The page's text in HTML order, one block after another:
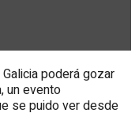
poderá gozar
un evento
se puido ver desde